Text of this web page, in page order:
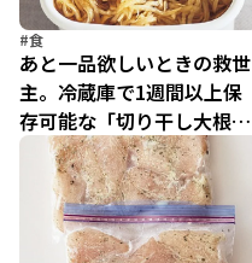
#食
あと一品欲しいときの救世
主。冷蔵庫で1週間以上保
存可能な「切り干し大根の
酢じょうゆ漬け」